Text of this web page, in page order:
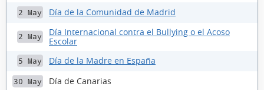
2 May Día de la Comunidad de Madrid
2 May
Día Internacional contra el Bullying o el Acoso
Escolar
5 May Día de la Madre en España
30 May Día de Canarias